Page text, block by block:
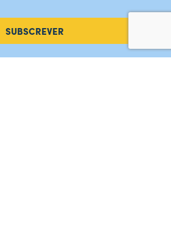
SUBSCREVER